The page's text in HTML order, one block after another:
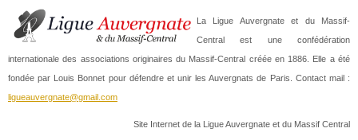
La Ligue Auvergnate et du Massif-
Central est une confédération
internationale des associations originaires du Massif-Central créée en 1886. Elle a été
fondée par Louis Bonnet pour défendre et unir les Auvergnats de Paris. Contact mail :
ligueauvergnate@gmail.com
Site Internet de la Ligue Auvergnate et du Massif Central